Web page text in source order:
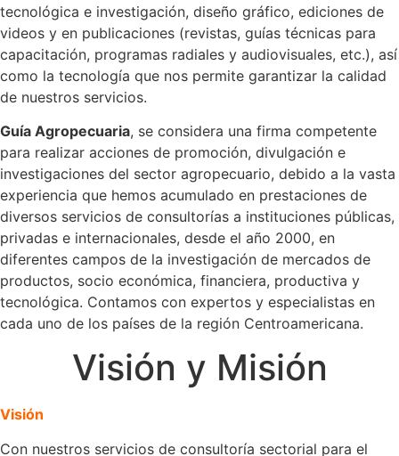
tecnológica e investigación, diseño gráfico, ediciones de
videos y en publicaciones (revistas, guías técnicas para
capacitación, programas radiales y audiovisuales, etc.), así
como la tecnología que nos permite garantizar la calidad
de nuestros servicios.
Guía Agropecuaria, se considera una firma competente
para realizar acciones de promoción, divulgación e
investigaciones del sector agropecuario, debido a la vasta
experiencia que hemos acumulado en prestaciones de
diversos servicios de consultorías a instituciones públicas,
privadas e internacionales, desde el año 2000, en
diferentes campos de la investigación de mercados de
productos, socio económica, financiera, productiva y
tecnológica. Contamos con expertos y especialistas en
cada uno de los países de la región Centroamericana.
Visión y Misión
Visión
Con nuestros servicios de consultoría sectorial para el